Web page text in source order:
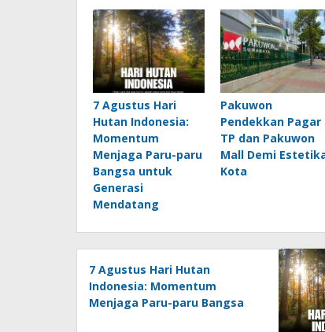
7 Agustus Hari
Hutan Indonesia:
Momentum
Menjaga Paru-paru
Bangsa untuk
Generasi
Mendatang
Pakuwon
Pendekkan Pagar
TP dan Pakuwon
Mall Demi
Kota
7 Agustus Hari Hutan
Indonesia: Momentum
Menjaga Paru-paru Bangsa